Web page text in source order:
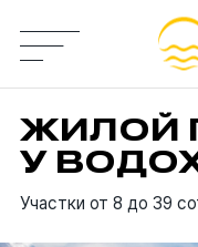
Генплан
Жилой
ЖИЛОЙ
У
Участки от 8 до 39